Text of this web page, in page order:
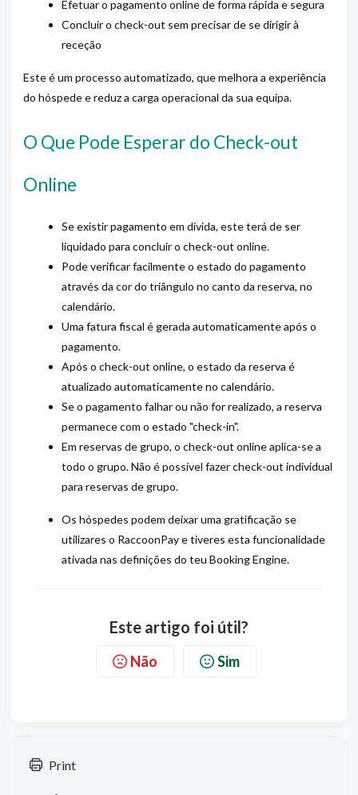
Efetuar o pagamento online de forma rápida e segura
Concluir o check-out sem precisar de se dirigir à
receção
Este é um processo automatizado, que melhora a experiência
do hóspede e reduz a carga operacional da sua equipa.
O Que Pode Esperar do Check-out
Online
Se existir pagamento em dívida, este terá de ser
liquidado para concluir o check-out online.
Pode verificar facilmente o estado do pagamento
através da cor do triângulo no canto da reserva, no
calendário.
Uma fatura fiscal é gerada automaticamente após o
pagamento.
Após o check-out online, o estado da reserva é
atualizado automaticamente no calendário.
Se o pagamento falhar ou não for realizado, a reserva
permanece com o estado "check-in".
Em reservas de grupo, o check-out online aplica-se a
todo o grupo. Não é possível fazer check-out individual
para reservas de grupo.
Os hóspedes podem deixar uma gratificação se
utilizares o RaccoonPay e tiveres esta funcionalidade
ativada nas definições do teu Booking Engine.
Este artigo foi útil?
Não Sim
Print